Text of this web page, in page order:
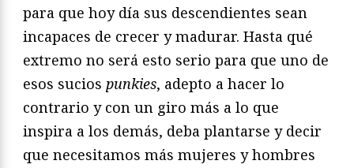
para que hoy día sus descendientes sean
incapaces de crecer y madurar. Hasta qué
extremo no será esto serio para que uno de
esos sucios punkies, adepto a hacer lo
contrario y con un giro más a lo que
inspira a los demás, deba plantarse y decir
que necesitamos más mujeres y hombres